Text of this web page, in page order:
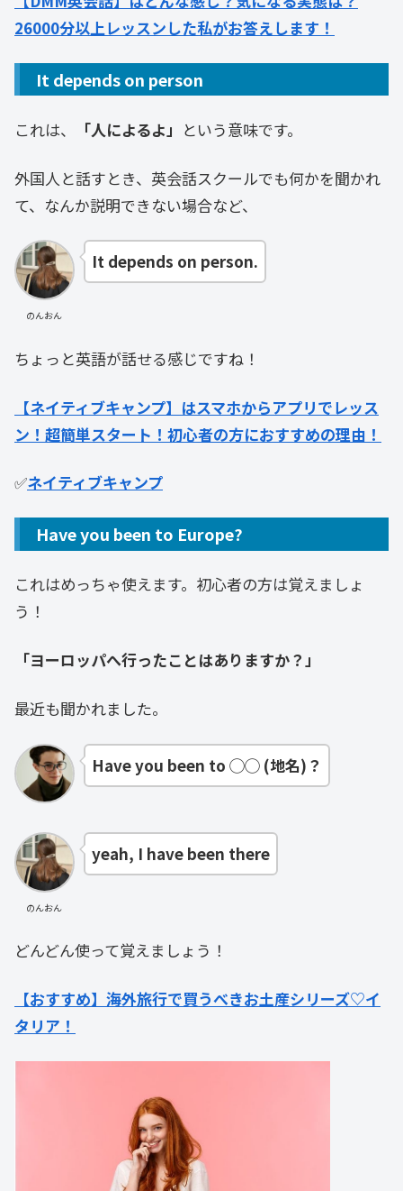
26000分以上レッスンした私がお答えします！
It depends on person
これは、 「人によるよ」 という意味です。
外国人と話すとき、英会話スクールでも何かを聞かれ
て、なんか説明できない場合など、
のんおん
It depends on person.
ちょっと英語が話せる感じですね！
【ネイティブキャンプ】はスマホからアプリでレッス
ン！超簡単スタート！初心者の方におすすめの理由！
✅ネイティブキャンプ
Have you been to Europe?
これはめっちゃ使えます。初心者の方は覚えましょ
う！
「ヨーロッパへ行ったことはありますか？」
最近も聞かれました。
Have you been to ◯◯ (地名)？
のんおん
yeah, I have been there
どんどん使って覚えましょう！
【おすすめ】海外旅行で買うべきお土産シリーズ♡イ
タリア！